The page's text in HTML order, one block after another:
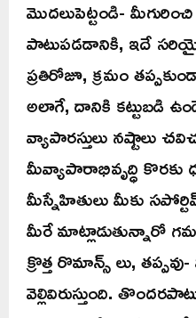
మొదలుపెట్టండి-
పాటుపడడానికి, ఇదే
ప్రతిరోజూ, క్రమం
అలాగే, దానికి కట్టుబడి
వ్యాపారస్తులు నష్టాలు
మీవ్యాపారాభివృద్ధి కొరకు
మీస్నేహితులు మీకు
మీరే మాట్లాడుతున్నారో
క్రొత్త రొమాన్స్ లు,
వెల్లివిరుస్తుంది.